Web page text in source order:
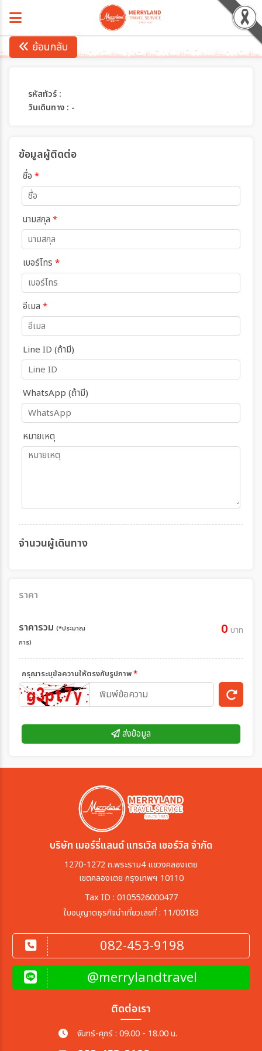
ย้อนกลับ
รหัสทัวร์ :
วันเดินทาง : -
ข้อมูลผู้ติดต่อ
ชื่อ *
นามสกุล *
เบอร์โทร *
อีเมล *
Line ID (ถ้ามี)
WhatsApp (ถ้ามี)
หมายเหตุ
จำนวนผู้เดินทาง
ราคา
ราคารวม (*ประมาณ
การ)
0 บาท
กรุณาระบุข้อความให้ตรงกับรูปภาพ*
ส่งข้อมูล
บริษัท เมอร์รี่แลนด์ แทรเวิล เซอร์วิส จำกัด
1270-1272 ถ.พระราม4 แขวงคลองเตย
เขตคลองเตย กรุงเทพฯ 10110
Tax ID : 0105526000477
ใบอนุญาตธุรกิจนำเที่ยวเลขที่ : 11/00183
082-453-9198
@merrylandtravel
ติดต่อเรา
จันทร์-ศุกร์ : 09.00 - 18.00 น.